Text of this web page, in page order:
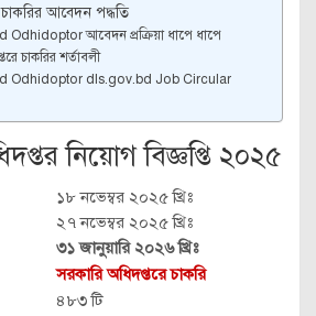
চাকরির আবেদন পদ্ধতি
আবেদন প্রক্রিয়া ধাপে ধাপে
চাকরির শর্তাবলী
Odhidoptor dls.gov.bd Job Circular
নিয়োগ বিজ্ঞপ্তি ২০২৫
১৮ নভেম্বর ২০২৫ খ্রিঃ
২৭ নভেম্বর ২০২৫ খ্রিঃ
৩১ জানুয়ারি ২০২৬ খ্রিঃ
সরকারি অধিদপ্তরে চাকরি
৪৮৩ টি